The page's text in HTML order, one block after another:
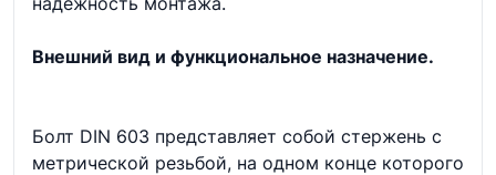
Внешний вид и функциональное назначение.
Болт DIN 603 представляет собой стержень с
метрической резьбой, на одном конце которого